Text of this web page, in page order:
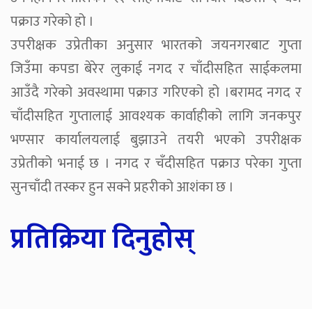
पक्राउ गरेको हो ।
उपरीक्षक उप्रेतीका अनुसार भारतको जयनगरबाट गुप्ता
जिउँमा कपडा बेरेर लुकाई नगद र चाँदीसहित साईकलमा
आउँदै गरेको अवस्थामा पक्राउ गरिएको हो ।बरामद नगद र
चाँदीसहित गुप्तालाई आवश्यक कार्वाहीको लागि जनकपुर
भण्सार कार्यालयलाई बुझाउने तयरी भएको उपरीक्षक
उप्रेतीको भनाई छ । नगद र चँदीसहित पक्राउ परेका गुप्ता
सुनचाँदी तस्कर हुन सक्ने प्रहरीको आशंका छ ।
प्रतिक्रिया दिनुहोस्